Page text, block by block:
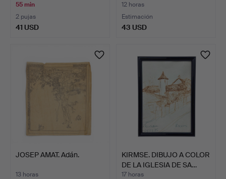
55 min
2 pujas
41 USD
12 horas
Estimación
43 USD
JOSEP AMAT. Adán.
13 horas
KIRMSE. DIBUJO A COLOR
DE LA IGLESIA DE SA…
17 horas